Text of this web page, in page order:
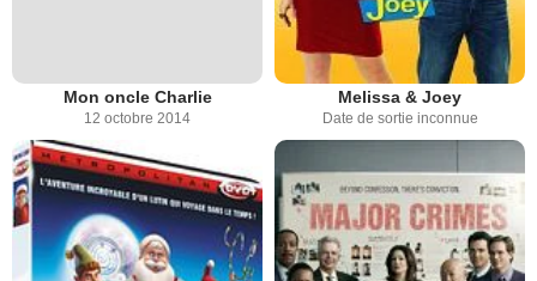
Mon oncle Charlie
12 octobre 2014
Melissa & Joey
Date de sortie inconnue